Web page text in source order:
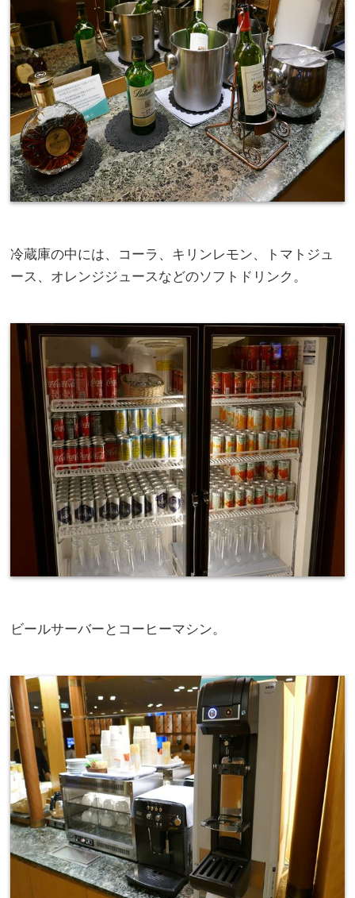
冷蔵庫の中には、コーラ、キリンレモン、トマトジュ
ース、オレンジジュースなどのソフトドリンク。
ビールサーバーとコーヒーマシン。